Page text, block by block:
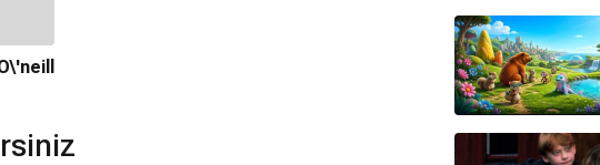
dizisi bulunmamaktadır.